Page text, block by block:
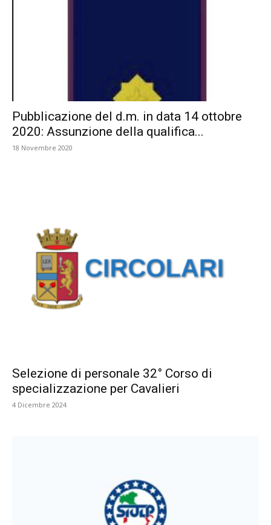
Pubblicazione del d.m. in data 14 ottobre
2020: Assunzione della qualifica...
18 Novembre 2020
Selezione di personale 32° Corso di
specializzazione per Cavalieri
4 Dicembre 2024